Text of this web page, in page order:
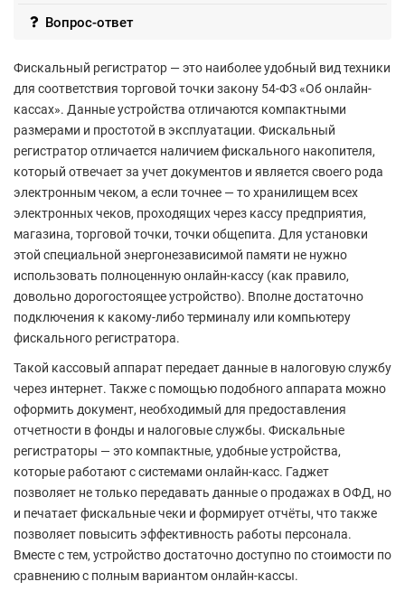
Вопрос-ответ
Фискальный регистратор — это наиболее удобный вид техники
для соответствия торговой точки закону 54-ФЗ «Об онлайн-
кассах». Данные устройства отличаются компактными
размерами и простотой в эксплуатации. Фискальный
регистратор отличается наличием фискального накопителя,
который отвечает за учет документов и является своего рода
электронным чеком, а если точнее — то хранилищем всех
электронных чеков, проходящих через кассу предприятия,
магазина, торговой точки, точки общепита. Для установки
этой специальной энергонезависимой памяти не нужно
использовать полноценную онлайн-кассу (как правило,
довольно дорогостоящее устройство). Вполне достаточно
подключения к какому-либо терминалу или компьютеру
фискального регистратора.
Такой кассовый аппарат передает данные в налоговую службу
через интернет. Также с помощью подобного аппарата можно
оформить документ, необходимый для предоставления
отчетности в фонды и налоговые службы. Фискальные
регистраторы — это компактные, удобные устройства,
которые работают с системами онлайн-касс. Гаджет
позволяет не только передавать данные о продажах в ОФД, но
и печатает фискальные чеки и формирует отчёты, что также
позволяет повысить эффективность работы персонала.
Вместе с тем, устройство достаточно доступно по стоимости по
сравнению с полным вариантом онлайн-кассы.